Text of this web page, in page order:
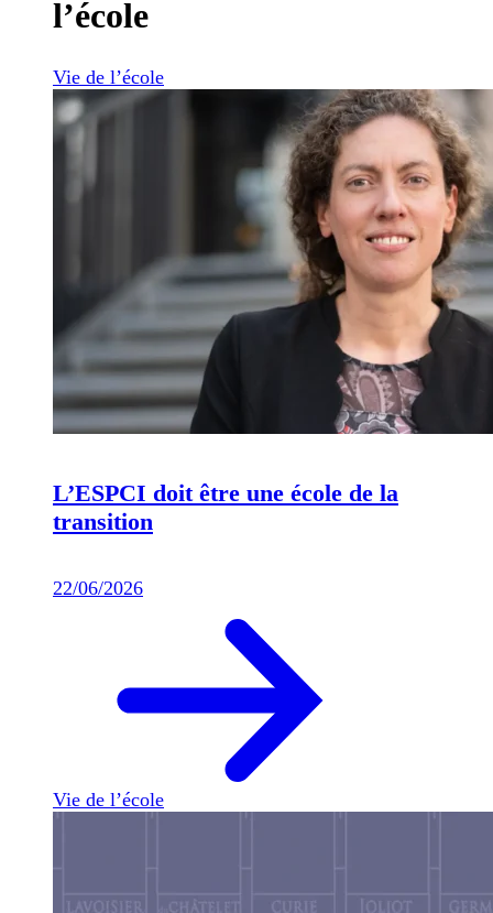
l’école
Vie de l’école
L’ESPCI doit être une école de la
transition
22/06/2026
Vie de l’école